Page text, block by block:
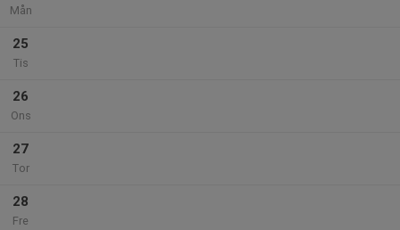
Mån
25
Tis
26
Ons
27
Tor
28
Fre